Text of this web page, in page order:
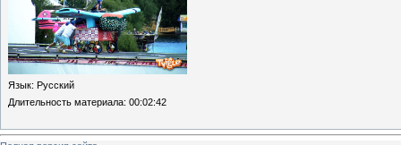
Язык: Русский
Длительность материала: 00:02:42